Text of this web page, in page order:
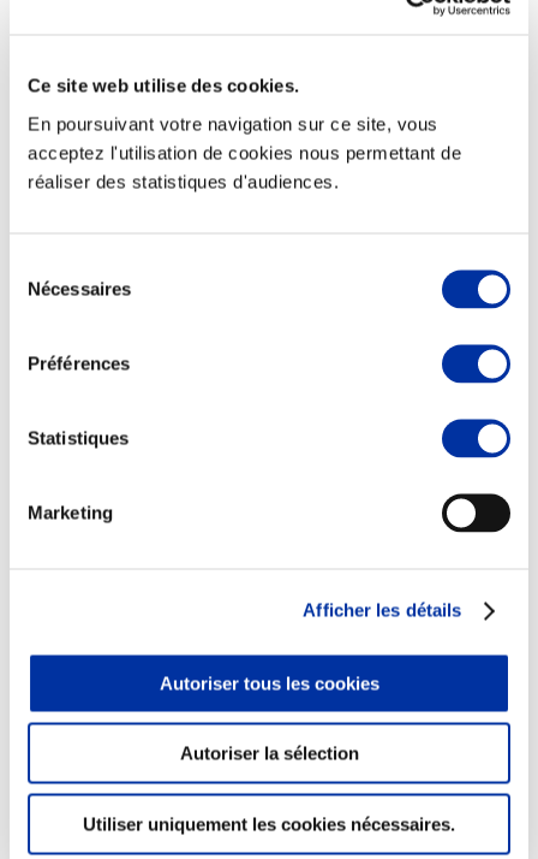
Ce site web utilise des cookies.
En poursuivant votre navigation sur ce site, vous
acceptez l'utilisation de cookies nous permettant de
réaliser des statistiques d'audiences.
Nécessaires
Préférences
Statistiques
Marketing
Afficher les détails
Autoriser tous les cookies
Autoriser la sélection
Utiliser uniquement les cookies nécessaires.
Elevage
Transport – mise en marché
Abattoir
Partenaire Climat
Viandes et santé
Juste rémunération et attractivité des métiers
Info-veille scientifique
Sources d’information
Accords